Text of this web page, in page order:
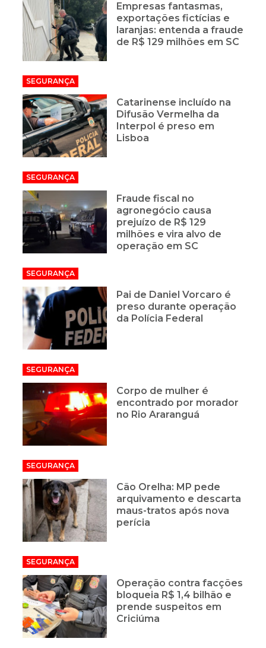
Empresas fantasmas,
exportações fictícias e
laranjas: entenda a fraude
de R$ 129 milhões em SC
SEGURANÇA
Catarinense incluído na
Difusão Vermelha da
Interpol é preso em
Lisboa
SEGURANÇA
Fraude fiscal no
agronegócio causa
prejuízo de R$ 129
milhões e vira alvo de
operação em SC
SEGURANÇA
Pai de Daniel Vorcaro é
preso durante operação
da Polícia Federal
SEGURANÇA
Corpo de mulher é
encontrado por morador
no Rio Araranguá
SEGURANÇA
Cão Orelha: MP pede
arquivamento e descarta
maus-tratos após nova
perícia
SEGURANÇA
Operação contra facções
bloqueia R$ 1,4 bilhão e
prende suspeitos em
Criciúma